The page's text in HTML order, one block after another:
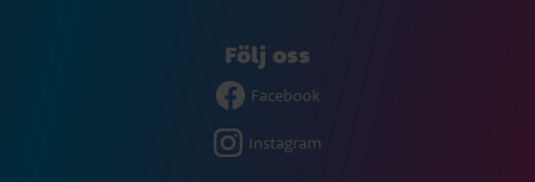
Följ oss
Facebook
Instagram